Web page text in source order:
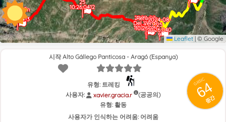
7
2024-08-
25
10:26:040
9
2024-08-
25
10:26:041
0
2024-08-
25
10:26:0411
25
10:26:0412
2024-08-
10:26:0413
Monumen
Refugio
Del Verde
Leaflet | © Google
GRSIC
64
중간
시작 Alto Gállego Panticosa - Aragó (Espanya)
유형: 트레킹
사용자:
xavier.gracia.r
(공공의)
유형: 활동
사용자가 인식하는 어려움: 어려움